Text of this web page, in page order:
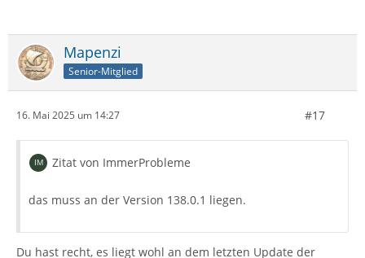
Mapenzi
Senior-Mitglied
16. Mai 2025 um 14:27 #17
Zitat von ImmerProbleme
das muss an der Version 138.0.1 liegen.
Du hast recht, es liegt wohl an dem letzten Update der